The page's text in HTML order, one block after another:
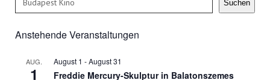
Suchen
Anstehende Veranstaltungen
AUG.
1
August 1 -August 31
Freddie Mercury-Skulptur in Balatonszemes